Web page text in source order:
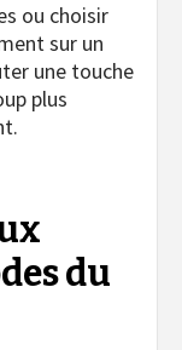
ou choisir
sur un
une touche
plus
du